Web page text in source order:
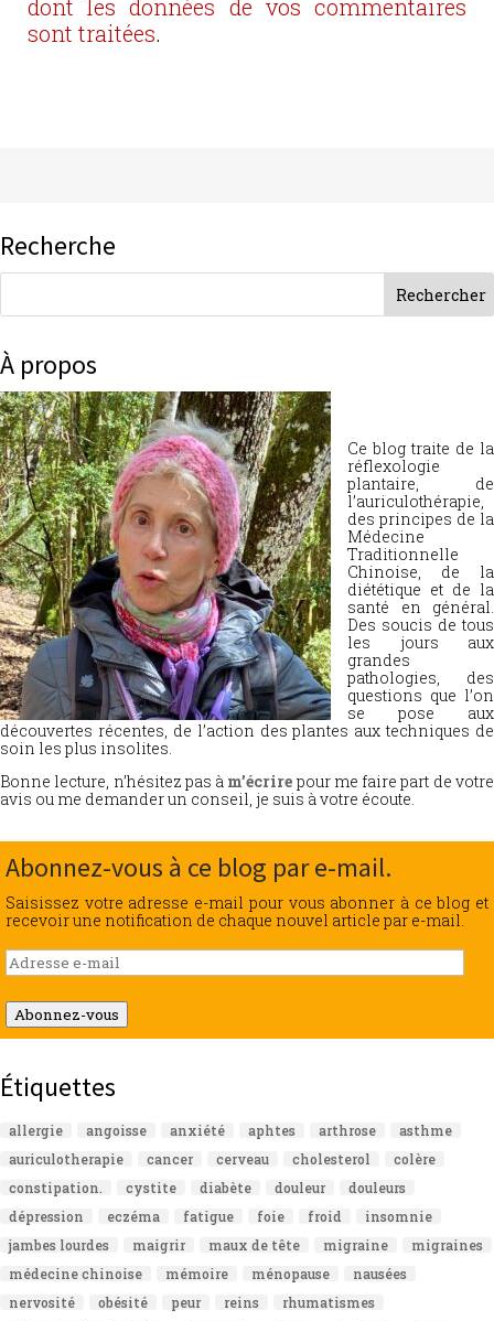
dont les données de vos commentaires
sont traitées.
Recherche
À propos
Ce blog traite de la
réflexologie
plantaire, de
l’auriculothérapie,
des principes de la
Médecine
Traditionnelle
Chinoise, de la
diététique et de la
santé en général.
Des soucis de tous
les jours aux
grandes
pathologies, des
questions que l’on
se pose aux
découvertes récentes, de l’action des plantes aux techniques de
soin les plus insolites.
Bonne lecture, n’hésitez pas à m’écrire pour me faire part de votre
avis ou me demander un conseil, je suis à votre écoute.
Abonnez-vous à ce blog par e-mail.
Saisissez votre adresse e-mail pour vous abonner à ce blog et
recevoir une notification de chaque nouvel article par e-mail.
Adresse
e-
mail
Abonnez-vous
Étiquettes
allergie angoisse anxiété aphtes arthrose
asthme
auriculotherapie
cancer cerveau cholesterol
colère
constipation.
cystite diabète douleur
douleurs
dépression
eczéma fatigue foie froid
insomnie
jambes lourdes
maigrir maux de tête migraine
migraines
médecine chinoise
mémoire ménopause
nausées
nervosité
obésité peur reins
rhumatismes